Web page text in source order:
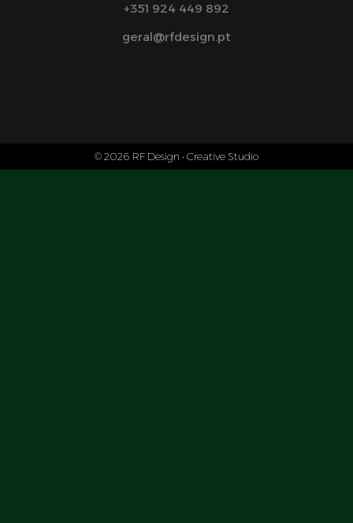
+351 924 449 892
geral@rfdesign.pt
© 2026 RF Design • Creative Studio